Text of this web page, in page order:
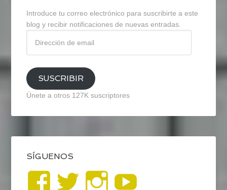
Introduce tu correo electrónico para suscribirte a este
blog y recibir notificaciones de nuevas entradas.
email
SUSCRIBIR
Únete a otros 127K suscriptores
SÍGUENOS
VerVerVer